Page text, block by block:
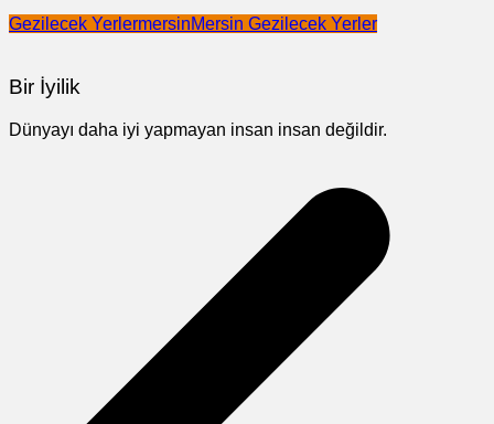
Gezilecek YerlermersinMersin Gezilecek Yerler
Bir İyilik
Dünyayı daha iyi yapmayan insan insan değildir.